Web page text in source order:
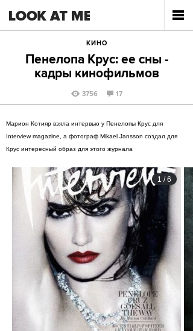
КИНО
Пенелопа Крус: ее сны -
кадры кинофильмов
3756 17
Марион Котияр взяла интервью у Пенелопы Крус для
Interview magazine, а фотограф Mikael Jansson создал для
Крус интересный образ для этого журнала
1 /6